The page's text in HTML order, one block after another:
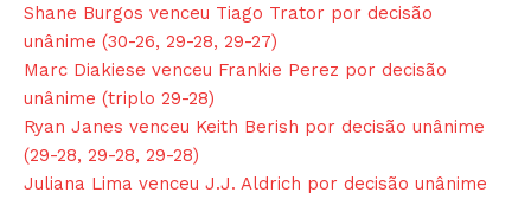
Shane Burgos venceu Tiago Trator por decisão
unânime (30-26, 29-28, 29-27)
Marc Diakiese venceu Frankie Perez por decisão
unânime (triplo 29-28)
Ryan Janes venceu Keith Berish por decisão unânime
(29-28, 29-28, 29-28)
Juliana Lima venceu J.J. Aldrich por decisão unânime